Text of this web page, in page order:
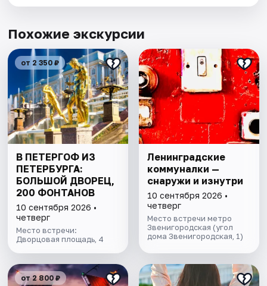
Похожие экскурсии
от 2 350 ₽
В ПЕТЕРГОФ ИЗ
ПЕТЕРБУРГА:
БОЛЬШОЙ ДВОРЕЦ,
200 ФОНТАНОВ
10 сентября 2026 •
четверг
Место встречи:
Дворцовая площадь, 4
Ленинградские
коммуналки —
снаружи и изнутри
10 сентября 2026 •
четверг
Место встречи метро
Звенигородская (угол
дома Звенигородская, 1)
от 2 800 ₽